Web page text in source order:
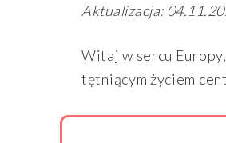
Aktualizacja:
Witaj w sercu
tętniącym życiem